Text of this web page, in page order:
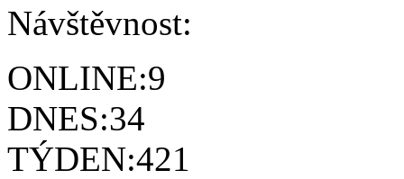
Návštěvnost:
ONLINE:9
DNES:34
TÝDEN:421